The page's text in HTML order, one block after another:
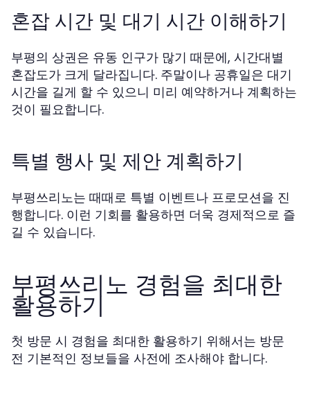
혼잡 시간 및 대기 시간 이해하기
부평의 상권은 유동 인구가 많기 때문에, 시간대별
혼잡도가 크게 달라집니다. 주말이나 공휴일은 대기
시간을 길게 할 수 있으니 미리 예약하거나 계획하는
것이 필요합니다.
특별 행사 및 제안 계획하기
부평쓰리노는 때때로 특별 이벤트나 프로모션을 진
행합니다. 이런 기회를 활용하면 더욱 경제적으로 즐
길 수 있습니다.
부평쓰리노 경험을 최대한
활용하기
첫 방문 시 경험을 최대한 활용하기 위해서는 방문
전 기본적인 정보들을 사전에 조사해야 합니다.